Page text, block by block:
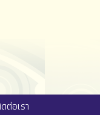
ต่อเรา